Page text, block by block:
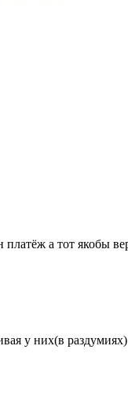
а тот якобы
у них(в